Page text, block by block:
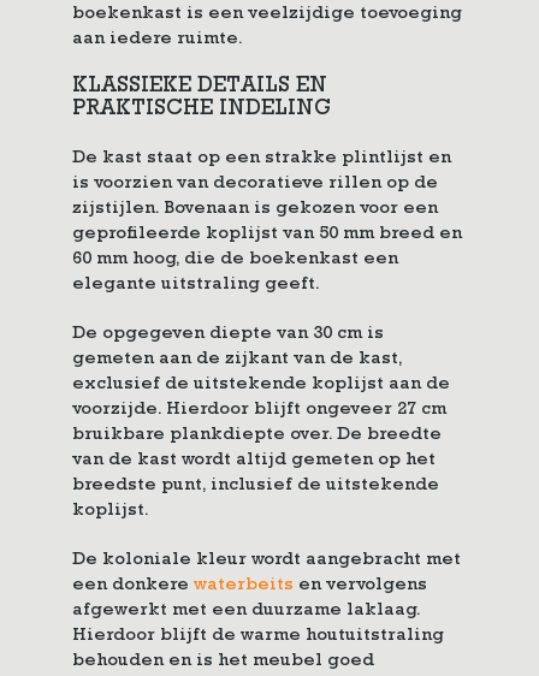
boekenkast is een veelzijdige toevoeging
aan iedere ruimte.
KLASSIEKE DETAILS EN
PRAKTISCHE INDELING
De kast staat op een strakke plintlijst en
is voorzien van decoratieve rillen op de
zijstijlen. Bovenaan is gekozen voor een
geprofileerde koplijst van 50 mm breed en
60 mm hoog, die de boekenkast een
elegante uitstraling geeft.
De opgegeven diepte van 30 cm is
gemeten aan de zijkant van de kast,
exclusief de uitstekende koplijst aan de
voorzijde. Hierdoor blijft ongeveer 27 cm
bruikbare plankdiepte over. De breedte
van de kast wordt altijd gemeten op het
breedste punt, inclusief de uitstekende
koplijst.
De koloniale kleur wordt aangebracht met
een donkere waterbeits en vervolgens
afgewerkt met een duurzame laklaag.
Hierdoor blijft de warme houtuitstraling
behouden en is het meubel goed